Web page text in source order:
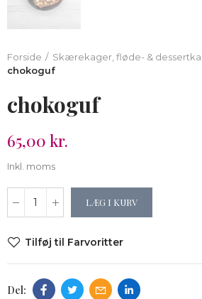
Forside
Skærekager, fløde- &
chokoguf
chokoguf
65,00 kr.
Inkl. moms
LÆG I KURV
Tilføj til Farvoritter